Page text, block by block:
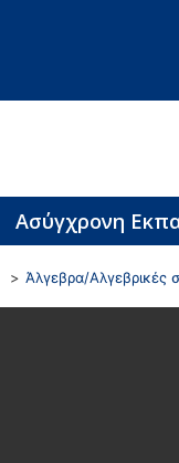
Ασύγχρονη
Άλγεβρα/Αλγεβρικές